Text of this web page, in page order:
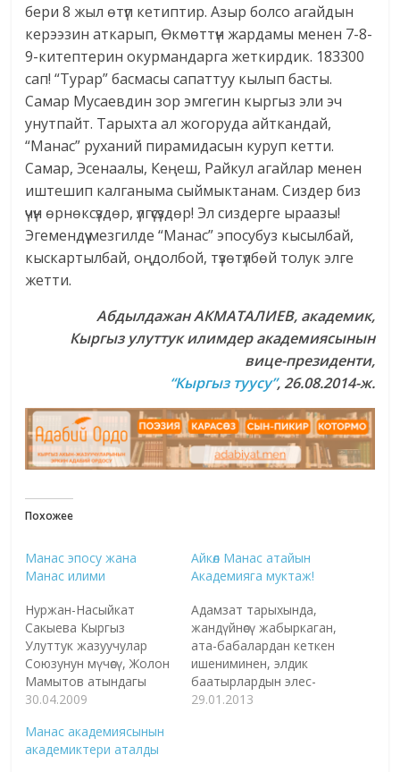
бери 8 жыл өтүп кетиптир. Азыр болсо агайдын
керээзин аткарып, Өкмөттүн жардамы менен 7-8-
9-китептерин окурмандарга жеткирдик. 183300
сап! “Турар” басмасы сапаттуу кылып басты.
Самар Мусаевдин зор эмгегин кыргыз эли эч
унутпайт. Тарыхта ал жогоруда айткандай,
“Манас” руханий пирамидасын куруп кетти.
Самар, Эсенаалы, Кеңеш, Райкул агайлар менен
иштешип калганыма сыймыктанам. Сиздер биз
үчүн өрнөксүздөр, үлгүсүздөр! Эл сиздерге ыраазы!
Эгемендүү мезгилде “Манас” эпосубуз кысылбай,
кыскартылбай, оңдолбой, түзөтүлбөй толук элге
жетти.
Абдылдажан АКМАТАЛИЕВ, академик,
Кыргыз улуттук илимдер академиясынын
вице-президенти,
“Кыргыз туусу”, 26.08.2014-ж.
Похожее
Манас эпосу жана
Манас илими
Нуржан-Насыйкат
Сакыева Кыргыз
Улуттук жазуучулар
Союзунун мүчөсү, Жолон
Мамытов атындагы
республикалык адабий
"Манас Жогорку Акыл
Эс" деген дүйнөлүк
30.04.2009
Айкөл Манас атайын
Академияга муктаж!
Адамзат тарыхында,
жандүйнөсү жабыркаган,
ата-бабалардан кеткен
ишениминен, элдик
баатырлардын элес-
эстеликтеринен
29.01.2013
Манас академиясынын
академиктери аталды